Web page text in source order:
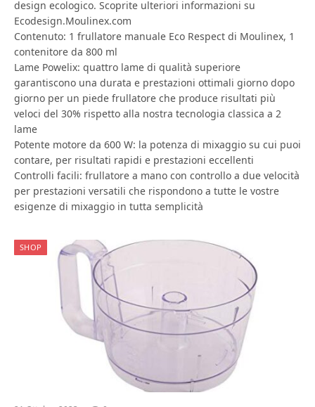
design ecologico. Scoprite ulteriori informazioni su
Ecodesign.Moulinex.com
Contenuto: 1 frullatore manuale Eco Respect di Moulinex, 1
contenitore da 800 ml
Lame Powelix: quattro lame di qualità superiore
garantiscono una durata e prestazioni ottimali giorno dopo
giorno per un piede frullatore che produce risultati più
veloci del 30% rispetto alla nostra tecnologia classica a 2
lame
Potente motore da 600 W: la potenza di mixaggio su cui puoi
contare, per risultati rapidi e prestazioni eccellenti
Controlli facili: frullatore a mano con controllo a due velocità
per prestazioni versatili che rispondono a tutte le vostre
esigenze di mixaggio in tutta semplicità
SHOP